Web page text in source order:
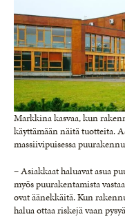
Markkina kasvaa, kun
käyttämään näitä tuotteita.
massiivipuisessa
– Asiakkaat haluavat asua
myös puurakentamista
ovat äänekkäitä. Kun
halua ottaa riskejä vaan